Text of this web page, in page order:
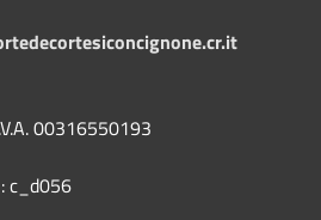
00316550193
c_d056